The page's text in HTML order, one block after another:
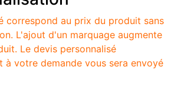
correspond au prix du produit sans
L'ajout d'un marquage augmente
Le devis personnalisé
à votre demande vous sera envoyé